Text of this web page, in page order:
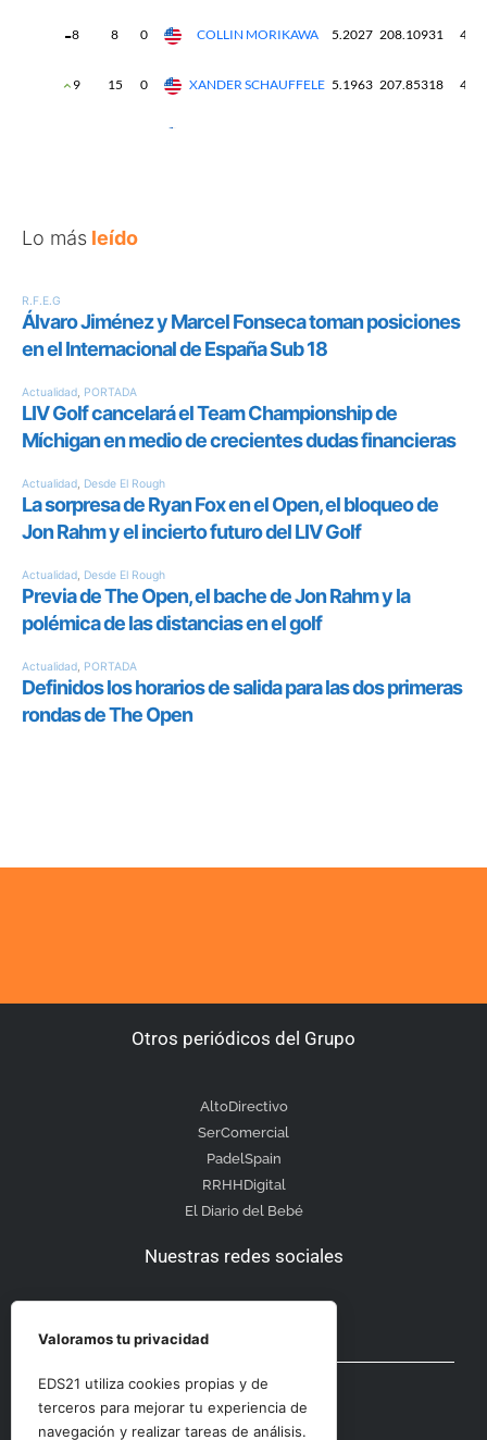
Lo más leído
Otros periódicos del Grupo
AltoDirectivo
SerComercial
PadelSpain
RRHHDigital
El Diario del Bebé
Nuestras redes sociales
Otras secciones
Valoramos tu privacidad
EDS21 utiliza cookies propias y de
terceros para mejorar tu experiencia de
navegación y realizar tareas de análisis.